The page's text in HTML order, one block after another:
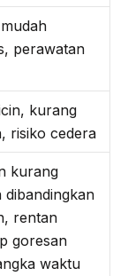
perawatan
kurang
risiko cedera
kurang
dibandingkan
rentan
goresan
waktu